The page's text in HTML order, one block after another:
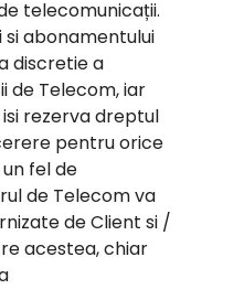
telecomunicații.
abonamentului
discretie a
de Telecom, iar
rezerva dreptul
pentru orice
fel de
de Telecom va
de Client si /
acestea, chiar